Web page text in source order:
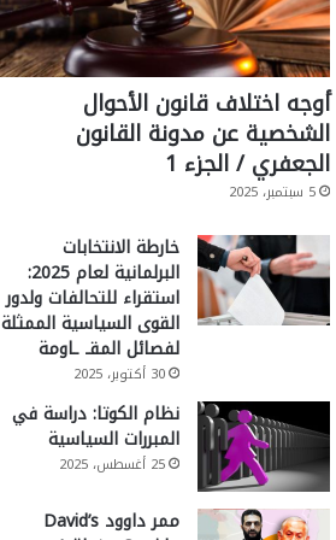
أوجه اختلاف قانون الأحوال
الشخصية عن مدونة القانون
الجعفري / الجزء 1
5 سبتمبر، 2025
خارطة الانتخابات
البرلمانية لعام 2025:
استقراء للتحالفات ولدور
القوى السياسية الممثلة
لفصائل المقـ ـاومة
30 أكتوبر، 2025
نظام الكوتا: دراسة في
المبررات السياسية
25 أغسطس، 2025
ممر داوود David’s